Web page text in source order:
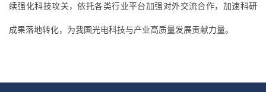
续强化科技攻关，依托各类行业平台加强对外交流合作，加速科研
成果落地转化，为我国光电科技与产业高质量发展贡献力量。